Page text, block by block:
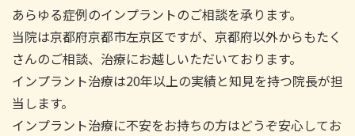
あらゆる症例のインプラントのご相談を承ります。
当院は京都府京都市左京区ですが、京都府以外からもたく
さんのご相談、治療にお越しいただいております。
インプラント治療は20年以上の実績と知見を持つ院長が担
当します。
インプラント治療に不安をお持ちの方はどうぞ安心してお